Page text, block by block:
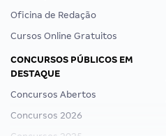
Oficina de Redação
Cursos Online Gratuitos
CONCURSOS PÚBLICOS EM
DESTAQUE
Concursos Abertos
Concursos 2026